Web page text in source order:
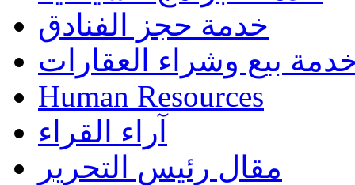
خدمة حجز الفنادق
بيع وشراء العقارات
Human Resources
آراء القراء
مقال رئيس التحرير